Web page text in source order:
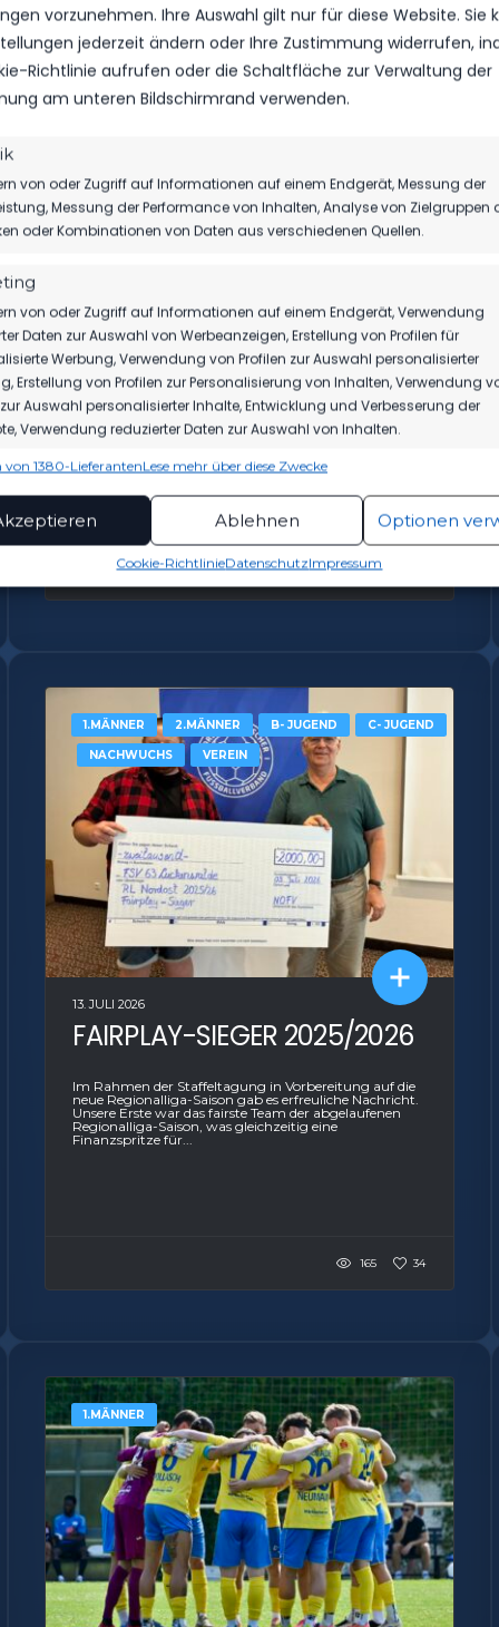
vorzunehmen. Ihre Auswahl gilt nur für diese Website. Sie
jederzeit ändern oder Ihre Zustimmung widerrufen,
Richtlinie aufrufen oder die Schaltfläche zur Verwaltung der
am unteren Bildschirmrand verwenden.
von oder Zugriff auf Informationen auf einem Endgerät, Messung der
Messung der Performance von Inhalten, Analyse von Zielgruppen
oder Kombinationen von Daten aus verschiedenen Quellen.
von oder Zugriff auf Informationen auf einem Endgerät, Verwendung
Daten zur Auswahl von Werbeanzeigen, Erstellung von Profilen für
Werbung, Verwendung von Profilen zur Auswahl personalisierter
Erstellung von Profilen zur Personalisierung von Inhalten, Verwendung
Auswahl personalisierter Inhalte, Entwicklung und Verbesserung der
Verwendung reduzierter Daten zur Auswahl von Inhalten.
und Kombination von Daten aus unterschiedlichen Quellen,
verschiedener Endgeräte, Identifikation von Endgeräten
automatisch übermittelter Informationen.
zum Datenschutz speichern und
von 1380-LieferantenLese mehr über diese Zwecke
Ablehnen Optionen
Cookie-RichtlinieDatenschutzImpressum
NACHWUCHS VEREIN
24. JULI 2026
NEUER KOORDINATOR
KINDERFUSSBALL
Dominic Primke übernimmt ab dem 01.08. die Rolle
freut sich, mit Dominic Primke den bisher noch
offenen Posten besetzen zu können....
93
1.MÄNNER 2.MÄNNER B- JUGEND C- JUGEND
NACHWUCHS VEREIN
13. JULI 2026
FAIRPLAY-SIEGER 2025/2026
Im Rahmen der Staffeltagung in Vorbereitung auf die
neue Regionalliga-Saison gab es erfreuliche Nachricht.
Unsere Erste war das fairste Team der abgelaufenen
Regionalliga-Saison, was gleichzeitig eine
Finanzspritze für...
165 34
1.MÄNNER